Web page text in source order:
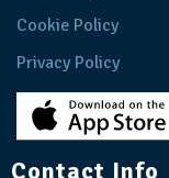
Cookie Policy
Privacy Policy
Contact Info